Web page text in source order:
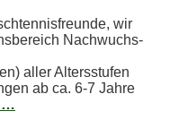
wir
Nachwuchs-
aller Altersstufen
ab ca. 6-7 Jahre